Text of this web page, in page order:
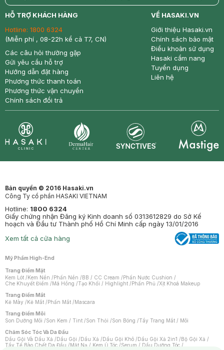
return nowfree price
HỖ TRỢ KHÁCH HÀNG
Hotline: 1800 6324
(Miễn phí , 08-22h kể cả T7, CN)
Các câu hỏi thường gặp
Gửi yêu cầu hỗ trợ
Hướng dẫn đặt hàng
Phương thức thanh toán
Phương thức vận chuyển
Chính sách đổi trả
VỀ HASAKI.VN
Giới thiệu Hasaki.vn
Chính sách bảo mật
Điều khoản sử dụng
Hasaki cẩm nang
Tuyển dụng
Liên hệ
Bản quyền © 2016 Hasaki.vn
Công Ty cổ phần HASAKI VIETNAM
Hotline: 1800 6324
Giấy chứng nhận Đăng ký Kinh doanh số 0313612829 do Sở Kế
hoạch và Đầu tư Thành phố Hồ Chí Minh cấp ngày 13/01/2016
Xem tất cả cửa hàng
Mỹ Phẩm High-End
Trang Điểm Mặt
Kem Lót /Kem Nền /Phấn Nền /BB / CC Cream /Phấn Nước Cushion /
Che Khuyết Điểm /Má Hồng /Tạo Khối / Highlight /Phấn Phủ /Xịt Khoá Makeup
Trang Điểm Mắt
Kẻ Mày /Kẻ Mắt /Phấn Mắt /Mascara
Trang Điểm Môi
Son Dưỡng Môi /Son Kem / Tint /Son Thỏi /Son Bóng /Tẩy Trang Mắt / Môi
Chăm Sóc Tóc Và Da Đầu
Dầu Gội Và Dầu Xả /Dầu Gội /Dầu Xả /Dầu Gội Khô /Dầu Gội Xả 2in1 /Bộ Gội Xả /
Tẩy Tế Bào Chết Da Đầu /Mặt Nạ / Kem Ủ Tóc /Serum / Dầu Dưỡng Tóc /